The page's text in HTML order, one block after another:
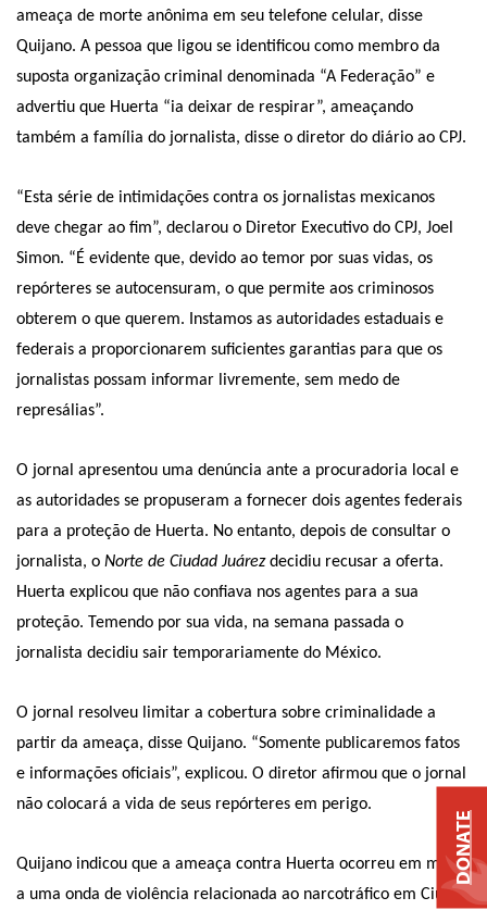
ameaça de morte anônima em seu telefone celular, disse
Quijano. A pessoa que ligou se identificou como membro da
suposta organização criminal denominada “A Federação” e
advertiu que Huerta “ia deixar de respirar”, ameaçando
também a família do jornalista, disse o diretor do diário ao CPJ.
“Esta série de intimidações contra os jornalistas mexicanos
deve chegar ao fim”, declarou o Diretor Executivo do CPJ, Joel
Simon. “É evidente que, devido ao temor por suas vidas, os
repórteres se autocensuram, o que permite aos criminosos
obterem o que querem. Instamos as autoridades estaduais e
federais a proporcionarem suficientes garantias para que os
jornalistas possam informar livremente, sem medo de
represálias”.
O jornal apresentou uma denúncia ante a procuradoria local e
as autoridades se propuseram a fornecer dois agentes federais
para a proteção de Huerta. No entanto, depois de consultar o
jornalista, o Norte de Ciudad Juárezdecidiu recusar a oferta.
Huerta explicou que não confiava nos agentes para a sua
proteção. Temendo por sua vida, na semana passada o
jornalista decidiu sair temporariamente do México.
O jornal resolveu limitar a cobertura sobre criminalidade a
partir da ameaça, disse Quijano. “Somente publicaremos fatos
e informações oficiais”, explicou. O diretor afirmou que o jornal
não colocará a vida de seus repórteres em perigo.
Quijano indicou que a ameaça contra Huerta ocorreu em meio
a uma onda de violência relacionada ao narcotráfico em Ciudad
DONATE